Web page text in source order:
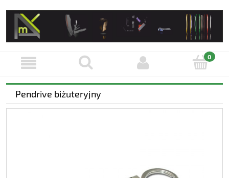
Pendrive biżuteryjny